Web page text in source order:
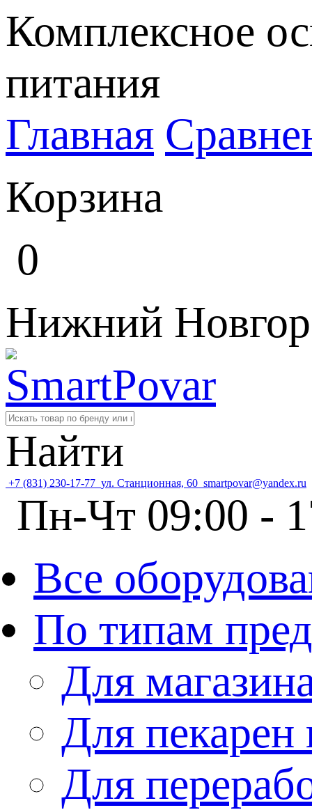
Комплексное
питания
Главная
Корзина
0
Нижний
Найти
+7 (831) 230-17-77 ул. Станционная, 60 smartpovar@yandex.ru
Пн-Чт 09:00 -
Все
По типам
Для
Для пекарен
Для